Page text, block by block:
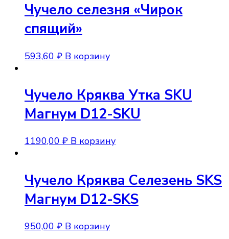
Чучело селезня «Чирок
спящий»
593,60 ₽ В корзину
Чучело Кряква Утка SKU
Магнум D12-SKU
1190,00 ₽ В корзину
Чучело Кряква Селезень SKS
Магнум D12-SKS
950,00 ₽ В корзину